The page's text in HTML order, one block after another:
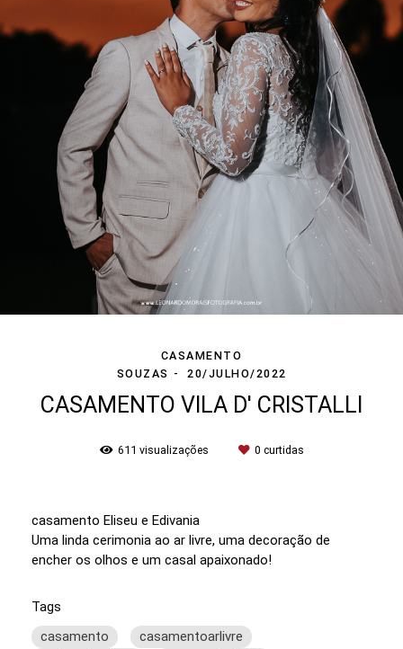
CASAMENTO
SOUZAS
20/JULHO/2022
CASAMENTO VILA D' CRISTALLI
611 visualizações 0 curtidas
casamento Eliseu e Edivania
Uma linda cerimonia ao ar livre, uma decoração de
encher os olhos e um casal apaixonado!
Tags
casamento
casamentoarlivre